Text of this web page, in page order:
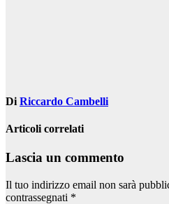
Di Riccardo Cambelli
Articoli correlati
Lascia un commento
Il tuo indirizzo email non sarà
contrassegnati *